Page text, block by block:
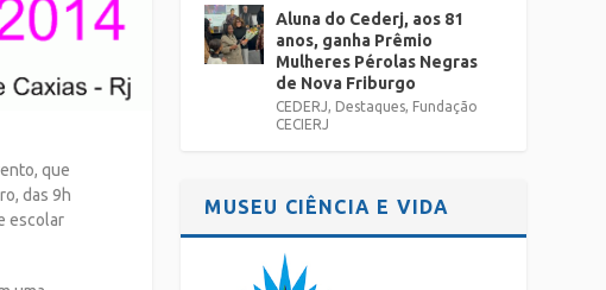
que
das 9h
escolar
Aluna do Cederj, aos 81
anos, ganha Prêmio
Mulheres Pérolas Negras
de Nova Friburgo
CEDERJ, Destaques, Fundação
CECIERJ
MUSEU CIÊNCIA E VIDA